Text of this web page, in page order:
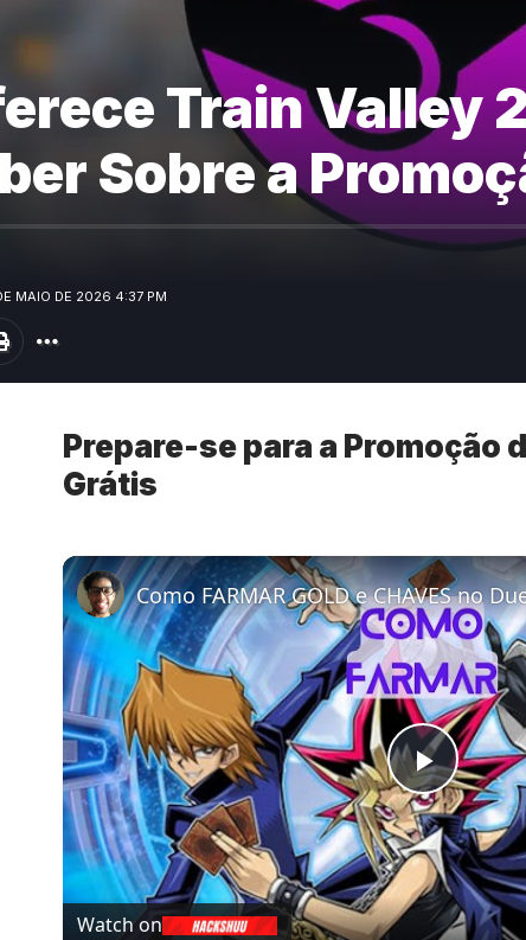
Train Valley
Sobre a
MAIO DE 2026 4:37 PM
Prepare-se para a Promoção
Grátis
Play
Video
Watch on